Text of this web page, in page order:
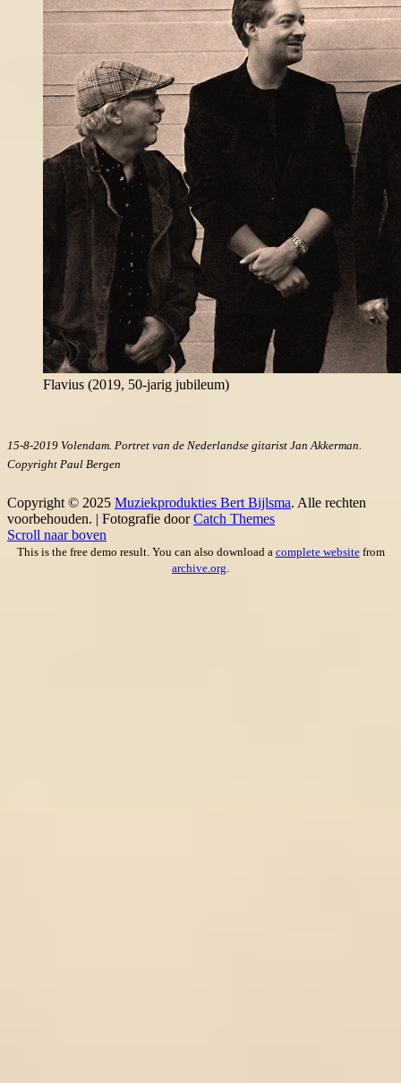
Flavius (2019, 50-jarig jubileum)
15-8-2019 Volendam. Portret van de Nederlandse gitarist Jan Akkerman.
Copyright Paul Bergen
Copyright © 2025 Muziekprodukties Bert Bijlsma. Alle rechten
voorbehouden. | Fotografie doorCatch Themes
Scroll naar boven
This is the free demo result. You can also download a complete websitefrom
archive.org.